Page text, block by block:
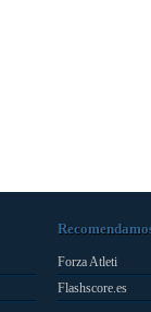
Forza Atleti
Flashscore.es